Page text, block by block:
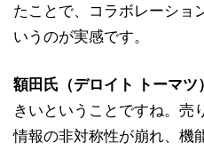
たことで、コラボレーショ
いうのが実感です。
額田氏（デロイト トーマツ）
きいということですね。売
情報の非対称性が崩れ、機